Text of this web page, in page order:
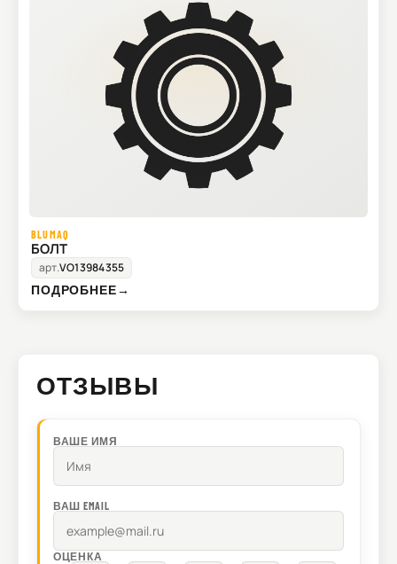
BLUMAQ
БОЛТ
арт.VO13984355
ПОДРОБНЕЕ→
ОТЗЫВЫ
ВАШЕ ИМЯ
ВАШ EMAIL
ОЦЕНКА